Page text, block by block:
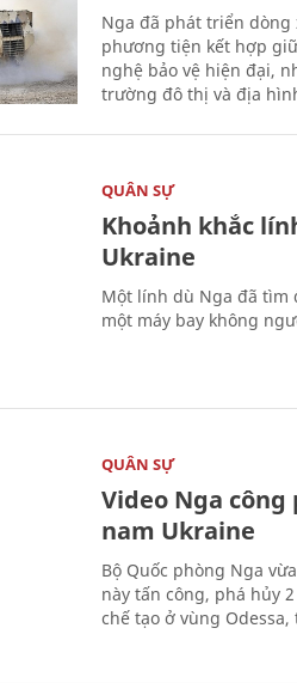
Nga đã phát triển dòng
phương tiện kết hợp
nghệ bảo vệ hiện đại,
trường đô thị và địa
QUÂN SỰ
Khoảnh khắc
Ukraine
Một lính dù Nga đã tìm
một máy bay không
QUÂN SỰ
Video Nga
nam Ukraine
Bộ Quốc phòng Nga
này tấn công, phá hủy
chế tạo ở vùng Odessa,